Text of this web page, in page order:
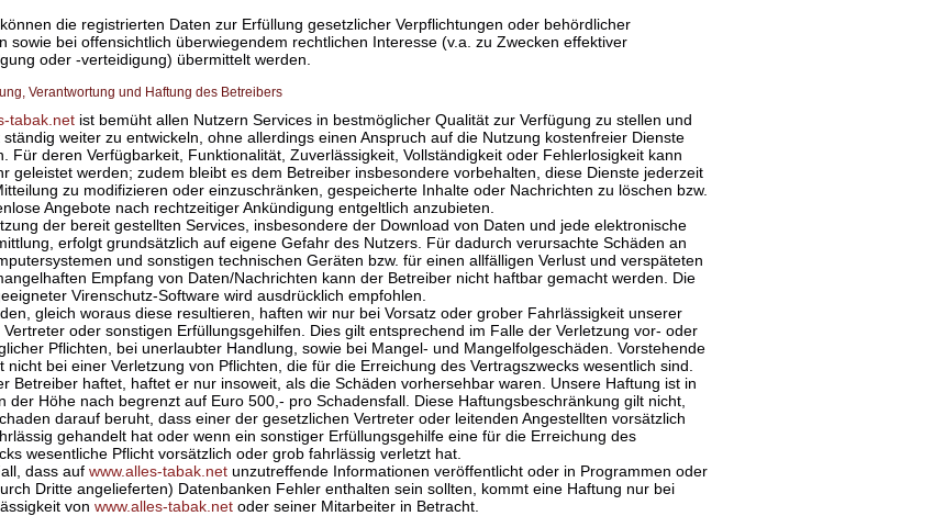
die registrierten Daten zur Erfüllung gesetzlicher Verpflichtungen oder behördlicher
sowie bei offensichtlich überwiegendem rechtlichen Interesse (v.a. zu Zwecken effektiver
oder -verteidigung) übermittelt werden.
Verantwortung und Haftung des Betreibers
tabak.net ist bemüht allen Nutzern Services in bestmöglicher Qualität zur Verfügung zu stellen und
ständig weiter zu entwickeln, ohne allerdings einen Anspruch auf die Nutzung kostenfreier Dienste
Für deren Verfügbarkeit, Funktionalität, Zuverlässigkeit, Vollständigkeit oder Fehlerlosigkeit kann
geleistet werden; zudem bleibt es dem Betreiber insbesondere vorbehalten, diese Dienste jederzeit
zu modifizieren oder einzuschränken, gespeicherte Inhalte oder Nachrichten zu löschen bzw.
Angebote nach rechtzeitiger Ankündigung entgeltlich anzubieten.
der bereit gestellten Services, insbesondere der Download von Daten und jede elektronische
erfolgt grundsätzlich auf eigene Gefahr des Nutzers. Für dadurch verursachte Schäden an
und sonstigen technischen Geräten bzw. für einen allfälligen Verlust und verspäteten
Empfang von Daten/Nachrichten kann der Betreiber nicht haftbar gemacht werden. Die
Virenschutz-Software wird ausdrücklich empfohlen.
gleich woraus diese resultieren, haften wir nur bei Vorsatz oder grober Fahrlässigkeit unserer
oder sonstigen Erfüllungsgehilfen. Dies gilt entsprechend im Falle der Verletzung vor- oder
Pflichten, bei unerlaubter Handlung, sowie bei Mangel- und Mangelfolgeschäden. Vorstehende
nicht bei einer Verletzung von Pflichten, die für die Erreichung des Vertragszwecks wesentlich sind.
Betreiber haftet, haftet er nur insoweit, als die Schäden vorhersehbar waren. Unsere Haftung ist in
der Höhe nach begrenzt auf Euro 500,- pro Schadensfall. Diese Haftungsbeschränkung gilt nicht,
darauf beruht, dass einer der gesetzlichen Vertreter oder leitenden Angestellten vorsätzlich
gehandelt hat oder wenn ein sonstiger Erfüllungsgehilfe eine für die Erreichung des
wesentliche Pflicht vorsätzlich oder grob fahrlässig verletzt hat.
dass auf www.alles-tabak.net unzutreffende Informationen veröffentlicht oder in Programmen oder
Dritte angelieferten) Datenbanken Fehler enthalten sein sollten, kommt eine Haftung nur bei
von www.alles-tabak.net oder seiner Mitarbeiter in Betracht.